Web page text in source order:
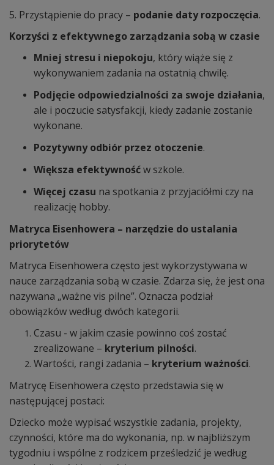
5. Przystąpienie do pracy – podanie daty rozpoczęcia.
Korzyści z efektywnego zarządzania sobą w czasie
Mniej stresu i niepokoju, który wiąże się z
wykonywaniem zadania na ostatnią chwilę.
Podjęcie odpowiedzialności za swoje działania,
ale i poczucie satysfakcji, kiedy zadanie zostanie
wykonane.
Pozytywny odbiór przez otoczenie.
Większa efektywnośćw szkole.
Więcej czasu na spotkania z przyjaciółmi czy na
realizację hobby.
Matryca Eisenhowera – narzędzie do ustalania
priorytetów
Matryca Eisenhowera często jest wykorzystywana w
nauce zarządzania sobą w czasie. Zdarza się, że jest ona
nazywana „ważne vis pilne”. Oznacza podział
obowiązków według dwóch kategorii.
Czasu - w jakim czasie powinno coś zostać
zrealizowane – kryterium pilności.
Wartości, rangi zadania – kryterium ważności.
Matrycę Eisenhowera często przedstawia się w
następującej postaci:
Dziecko może wypisać wszystkie zadania, projekty,
czynności, które ma do wykonania, np. w najbliższym
tygodniu i wspólne z rodzicem prześledzić je według